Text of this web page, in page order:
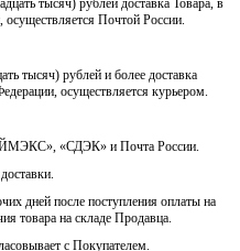
осуществляется Почтой России.
тысяч) рублей и более доставка
осуществляется курьером.
«СДЭК» и Почта России.
дней после поступления оплаты на
товара на складе Продавца.
с Покупателем.